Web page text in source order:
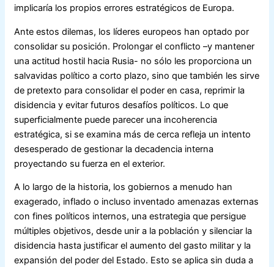
implicaría los propios errores estratégicos de Europa.
Ante estos dilemas, los líderes europeos han optado por
consolidar su posición. Prolongar el conflicto –y mantener
una actitud hostil hacia Rusia- no sólo les proporciona un
salvavidas político a corto plazo, sino que también les sirve
de pretexto para consolidar el poder en casa, reprimir la
disidencia y evitar futuros desafíos políticos. Lo que
superficialmente puede parecer una incoherencia
estratégica, si se examina más de cerca refleja un intento
desesperado de gestionar la decadencia interna
proyectando su fuerza en el exterior.
A lo largo de la historia, los gobiernos a menudo han
exagerado, inflado o incluso inventado amenazas externas
con fines políticos internos, una estrategia que persigue
múltiples objetivos, desde unir a la población y silenciar la
disidencia hasta justificar el aumento del gasto militar y la
expansión del poder del Estado. Esto se aplica sin duda a